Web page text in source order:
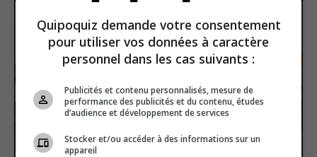
Quipoquiz demande votre consentement
pour utiliser vos données à caractère
personnel dans les cas suivants :
Publicités et contenu personnalisés, mesure de
performance des publicités et du contenu, études
d’audience et développement de services
Stocker et/ou accéder à des informations sur un
appareil